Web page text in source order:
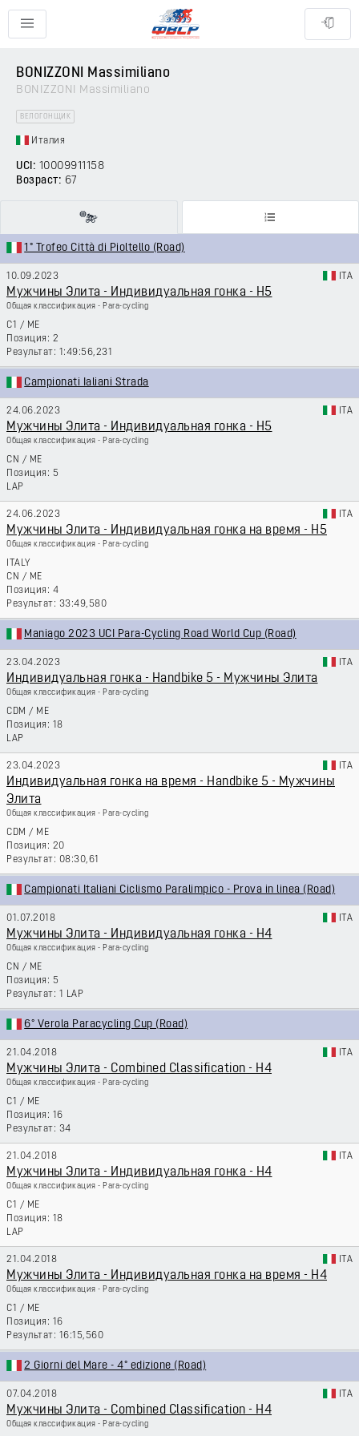
BONIZZONI Massimiliano
BONIZZONI Massimiliano
ВЕЛОГОНЩИК
Италия
UCI: 10009911158
Возраст: 67
1° Trofeo Città di Pioltello (Road)
10.09.2023 ITA
Мужчины Элита - Индивидуальная гонка - H5
Общая классификация - Para-cycling
C1 / ME
2
1:49:56,231
Campionati Ialiani Strada
24.06.2023 ITA
Мужчины Элита - Индивидуальная гонка - H5
Общая классификация - Para-cycling
CN / ME
5
LAP
24.06.2023 ITA
Мужчины Элита - Индивидуальная гонка на время - H5
Общая классификация - Para-cycling
ITALY
CN / ME
4
33:49,580
Maniago 2023 UCI Para-Cycling Road World Cup (Road)
23.04.2023 ITA
Индивидуальная гонка - Handbike 5 - Мужчины Элита
Общая классификация - Para-cycling
CDM / ME
18
LAP
23.04.2023 ITA
Индивидуальная гонка на время - Handbike 5 - Мужчины
Элита
Общая классификация - Para-cycling
CDM / ME
20
08:30,61
Campionati Italiani Ciclismo Paralimpico - Prova in linea (Road)
01.07.2018 ITA
Мужчины Элита - Индивидуальная гонка - H4
Общая классификация - Para-cycling
CN / ME
5
1 LAP
6° Verola Paracycling Cup (Road)
21.04.2018 ITA
Мужчины Элита - Combined Classification - H4
Общая классификация - Para-cycling
C1 / ME
16
34
21.04.2018 ITA
Мужчины Элита - Индивидуальная гонка - H4
Общая классификация - Para-cycling
C1 / ME
18
LAP
21.04.2018 ITA
Мужчины Элита - Индивидуальная гонка на время - H4
Общая классификация - Para-cycling
C1 / ME
16
16:15,560
2 Giorni del Mare - 4° edizione (Road)
07.04.2018 ITA
Мужчины Элита - Combined Classification - H4
Общая классификация - Para-cycling